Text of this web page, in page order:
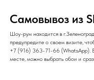
Самовывоз из
Шоу-рум находится в
предупредите о своем визите,
+7 (916) 363-71-66 (WhatsApp).
месте, можно выбрать обои и